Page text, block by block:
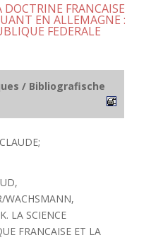
FRANCAISE
EN ALLEMAGNE :
FEDERALE
/ Bibliografische
WACHSMANN,
LA SCIENCE
FRANCAISE ET LA